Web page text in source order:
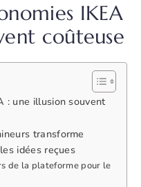
IKEA
coûteuse
: une illusion souvent
transforme
idées reçues
de la plateforme pour le